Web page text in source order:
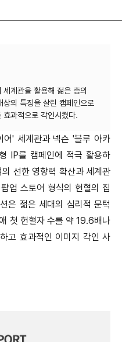
계관을 활용해 젊은 층의
의 특징을 살린 캠페인으로
어' 세계관과 넥슨 '블루 아카
IP를 캠페인에 적극 활용하
선한 영향력 확산과 세계관
업 스토어 형식의 헌혈의 집
은 젊은 세대의 심리적 문턱
첫 헌혈자 수를 약 19.6배나
고 효과적인 이미지 각인 사